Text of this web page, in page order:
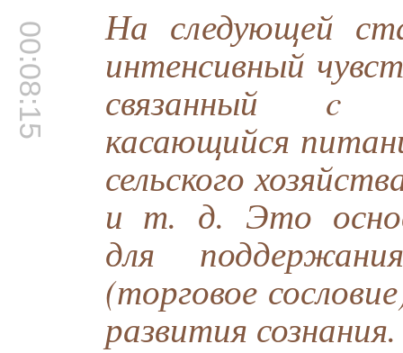
00:08:15 На следующей
интенсивный
связанный c
касающийся
сельского
и т. д. Это
для
(торговое
развития сознания.